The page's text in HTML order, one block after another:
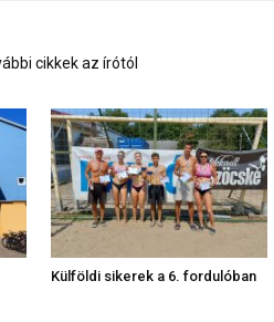
cikkek az írótól
Külföldi sikerek a 6. fordulóban